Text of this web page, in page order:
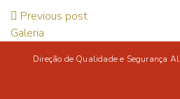
Previous post
Galeria
Direção de Qualidade e Segurança